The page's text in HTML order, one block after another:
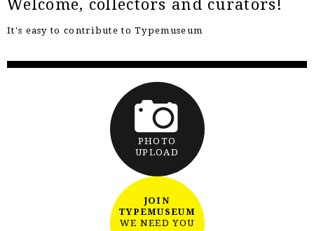
Welcome, collectors and curators!
It's easy to contribute to Typemuseum
PHOTO
UPLOAD
JOIN
TYPEMUSEUM
WE NEED YOU